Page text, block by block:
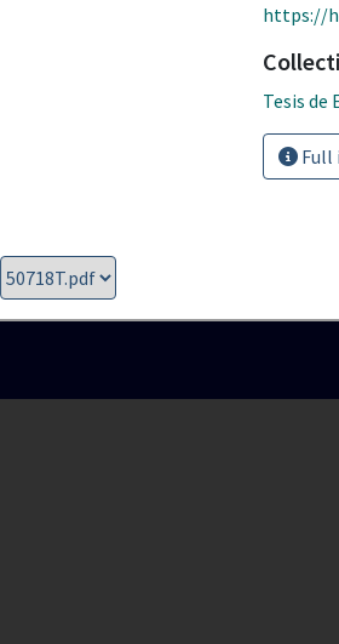
https://
Tesis de
Full